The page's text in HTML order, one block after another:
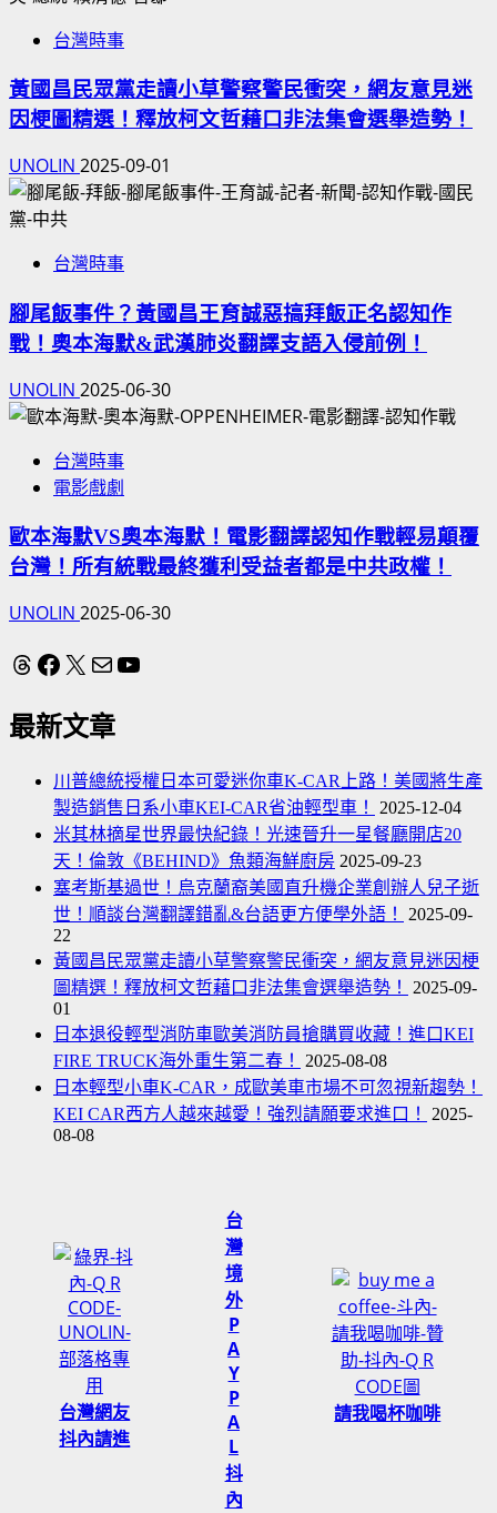
台灣時事
黃國昌民眾黨走讀小草警察警民衝突，網友意見迷
因梗圖精選！釋放柯文哲藉口非法集會選舉造勢！
UNOLIN 2025-09-01
台灣時事
腳尾飯事件？黃國昌王育誠惡搞拜飯正名認知作
戰！奧本海默&武漢肺炎翻譯支語入侵前例！
UNOLIN 2025-06-30
台灣時事
電影戲劇
歐本海默VS奧本海默！電影翻譯認知作戰輕易顛覆
台灣！所有統戰最終獲利受益者都是中共政權！
UNOLIN 2025-06-30
Threads
Facebook
X 電子郵件YouTube
最新文章
川普總統授權日本可愛迷你車K-CAR上路！美國將生產
製造銷售日系小車KEI-CAR省油輕型車！
2025-12-04
米其林摘星世界最快紀錄！光速晉升一星餐廳開店20
天！倫敦《BEHIND》魚類海鮮廚房 2025-09-23
塞考斯基過世！烏克蘭裔美國直升機企業創辦人兒子逝
世！順談台灣翻譯錯亂&台語更方便學外語！
2025-09-
22
黃國昌民眾黨走讀小草警察警民衝突，網友意見迷因梗
圖精選！釋放柯文哲藉口非法集會選舉造勢！
2025-09-
01
日本退役輕型消防車歐美消防員搶購買收藏！進口KEI
FIRE TRUCK海外重生第二春！
2025-08-08
日本輕型小車K-CAR，成歐美車市場不可忽視新趨勢！
KEI CAR西方人越來越愛！強烈請願要求進口！
2025-
08-08
台灣網友
抖內請進
台
灣
境
外
P
A
Y
P
A
L
抖
內
請我喝杯咖啡